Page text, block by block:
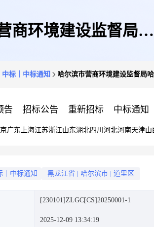
商环境建设监督局哈
中标｜中标通知 哈尔滨市营商环境建设监督局
告 招标公告 重新招标 中标通知
广东 上海江苏浙江山东湖北四川 河北河南天津山
｜中标通知 黑龙江省 哈尔滨市 道里区
[230101]ZLGC[CS]20250001-1
2025-12-09 13:34:19